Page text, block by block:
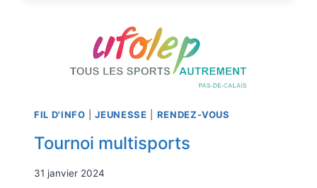
FIL D'INFO |JEUNESSE RENDEZ-VOUS
Tournoi multisports
31 janvier 2024